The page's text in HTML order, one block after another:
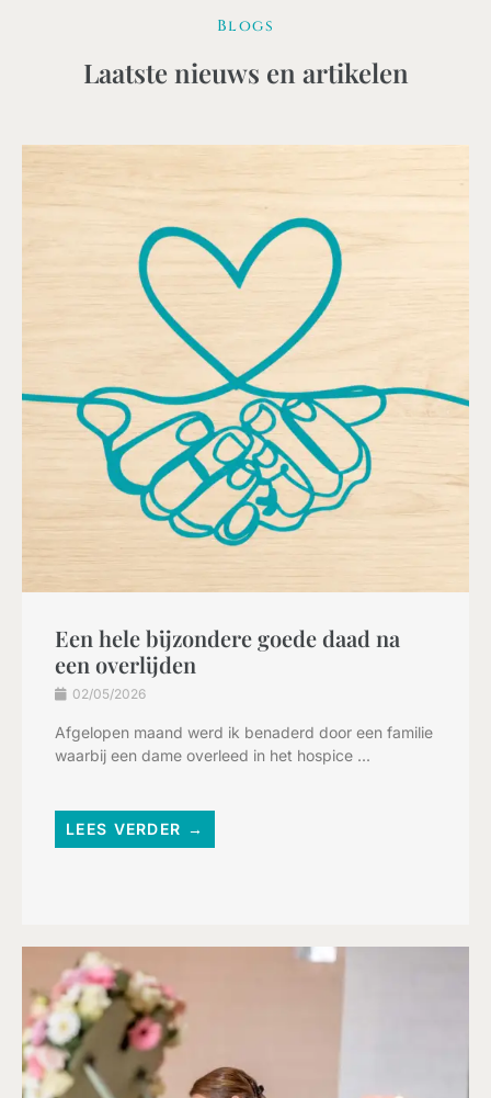
Blogs
Laatste nieuws en artikelen
Een hele bijzondere goede daad na
een overlijden
02/05/2026
Afgelopen maand werd ik benaderd door een familie
waarbij een dame overleed in het hospice ...
LEES VERDER →